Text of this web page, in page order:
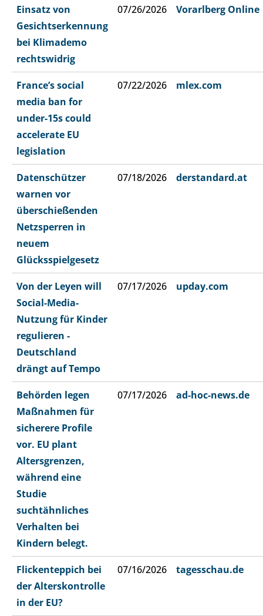
Einsatz von
Gesichtserkennung
bei Klimademo
rechtswidrig
07/26/2026 Vorarlberg Online
France’s social
media ban for
under-15s could
accelerate EU
legislation
07/22/2026 mlex.com
Datenschützer
warnen vor
überschießenden
Netzsperren in
neuem
Glücksspielgesetz
07/18/2026 derstandard.at
Von der Leyen will
Social-Media-
Nutzung für Kinder
regulieren -
Deutschland
drängt auf Tempo
07/17/2026 upday.com
Behörden legen
Maßnahmen für
sicherere Profile
vor. EU plant
Altersgrenzen,
während eine
Studie
suchtähnliches
Verhalten bei
Kindern belegt.
07/17/2026 ad-hoc-news.de
Flickenteppich bei
der Alterskontrolle
in der EU?
07/16/2026 tagesschau.de